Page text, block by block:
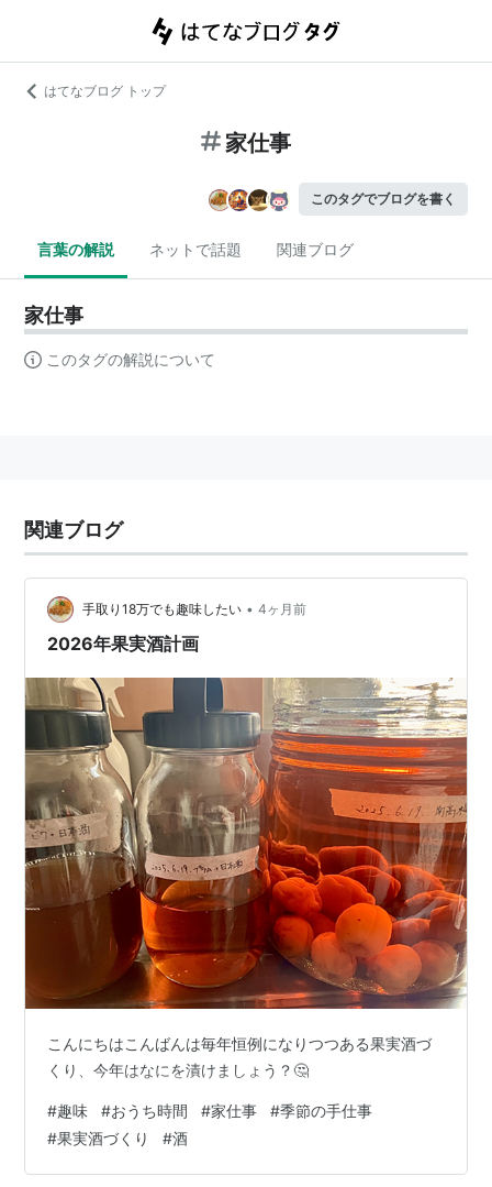
はてなブログ トップ
家仕事
このタグでブログを書く
言葉の解説 ネットで話題 関連ブログ
家仕事
このタグの解説について
関連ブログ
手取り18万でも趣味したい • 4ヶ月前
2026年果実酒計画
こんにちはこんばんは毎年恒例になりつつある果実酒づ
くり、今年はなにを漬けましょう？🤔
#趣味 #おうち時間 #家仕事 #季節の手仕事
#果実酒づくり #酒